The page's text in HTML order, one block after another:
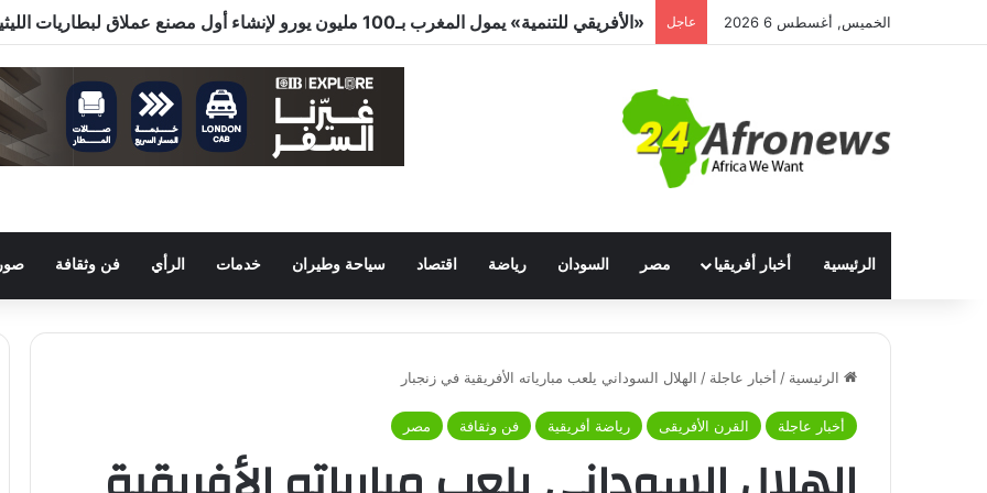
الخميس, أغسطس 6 2026 عاجل
الرئيسية أخبار أفريقيا مصر السودان رياضة اقتصاد سياحة وطيران خدمات الرأي فن وثقافة
الرئيسية / أخبار عاجلة / الهلال السوداني يلعب مبارياته الأفريقية في زنجبار
أخبار عاجلة القرن الأفريقى رياضة أفريقية فن وثقافة مصر